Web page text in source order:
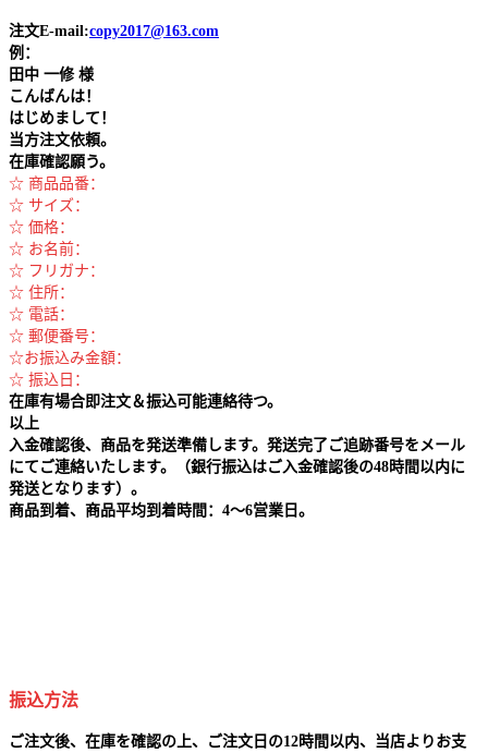
注文E-mail:copy2017@163.com
例：
田中 一修 様
こんばんは！
はじめまして！
当方注文依頼。
在庫確認願う。
☆ 商品品番：
☆ サイズ：
☆ 価格：
☆ お名前：
☆ フリガナ：
☆ 住所：
☆ 電話：
☆ 郵便番号：
☆お振込み金額：
☆ 振込日：
在庫有場合即注文＆振込可能連絡待つ。
以上
入金確認後、商品を発送準備します。発送完了ご追跡番号をメール
にてご連絡いたします。（銀行振込はご入金確認後の48時間以内に
発送となります）。
商品到着、商品平均到着時間：4～6営業日。
振込方法
ご注文後、在庫を確認の上、ご注文日の12時間以内、当店よりお支